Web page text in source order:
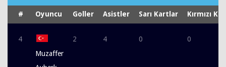
# Oyuncu Goller Asistler Sarı Kartlar Kırmızı
4
Muzaffer
2 4 0 0